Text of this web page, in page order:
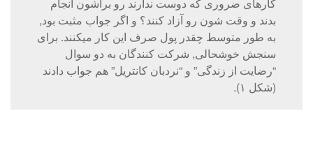
بدند و وقت شون رو آزاد کنند؟ و اگر جواب مثبت بود,
به طور متوسط چقدر پول صرف این کار میکنند. برای
سنجش خوشحالی, شرکت کنندگان به دو سوال
“رضایت از زندگی” و “نردبان کانتریل” هم جواب دادند
(شکل ۱).